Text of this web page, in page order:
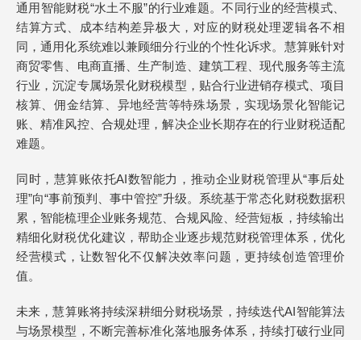
通用智能财税“水土不服”的行业难题。不同行业的经营模式、
结算方式、成本结构差异极大，对应的财税处理逻辑各不相
同，通用化系统难以兼顾细分行业的个性化诉求。慧算账针对
商贸零售、电商直播、生产制造、建筑工程、现代服务等主流
行业，沉淀专属场景化财税模型，贴合行业进销存模式、项目
核算、佣金结算、异地经营等特殊场景，实现场景化智能记
账、精准风控、合规处理，解决企业长期存在的行业财税适配
难题。
同时，慧算账依托AI数智能力，推动企业财税管理从“事后处
理”向“事前预判、事中管控”升级。系统基于常态化财税数据积
累，智能梳理企业账务规范、合规风险、经营短板，持续输出
精细化财税优化建议，帮助企业逐步规范财税管理体系，优化
经营模式，让数智化不仅解决效率问题，更持续创造管理价
值。
未来，慧算账将持续深耕细分财税场景，持续迭代AI智能算法
与场景模型，不断完善标准化落地服务体系，持续打破行业同